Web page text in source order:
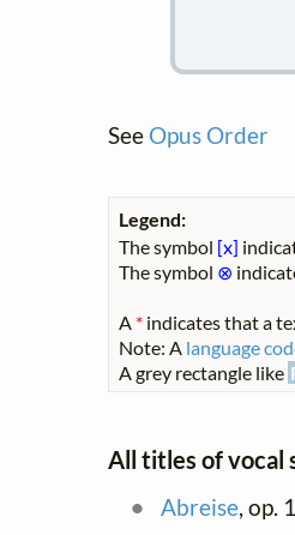
See Opus Order
Legend:
The symbol [x]
The symbol ⊗
A * indicates that a
Note: A language
A grey rectangle like
All titles of vocal
Abreise, op.